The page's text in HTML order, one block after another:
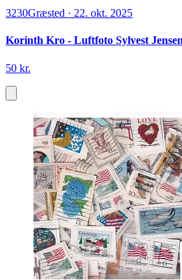
3230Græsted · 22. okt. 2025
Korinth Kro - Luftfoto Sylvest
50 kr.